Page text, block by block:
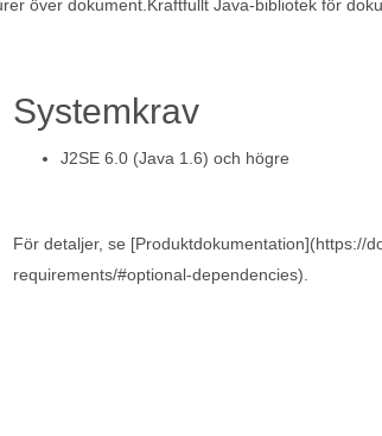
över dokument.Kraftfullt Java-bibliotek för
Systemkrav
J2SE 6.0 (Java 1.6) och högre
För detaljer, se [Produktdokumentation](https://
requirements/#optional-dependencies).